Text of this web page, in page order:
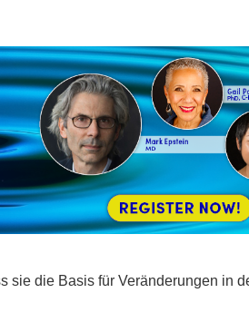
sie die Basis für Veränderungen in